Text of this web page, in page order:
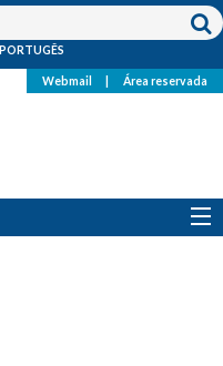
PORTUGÊS
Webmail Área reservada